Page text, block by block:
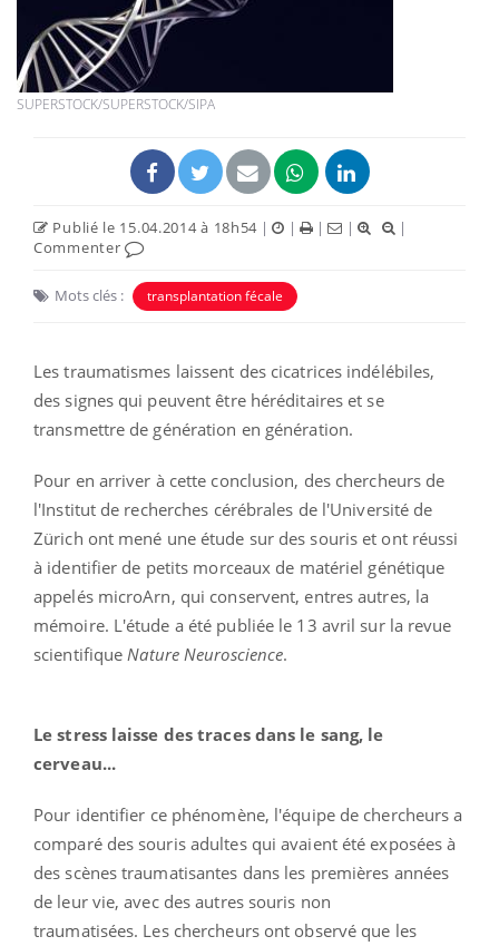
SUPERSTOCK/SUPERSTOCK/SIPA
Publié le 15.04.2014 à 18h54 | | | |
|
Commenter
Mots clés : transplantation fécale
Les traumatismes laissent des cicatrices indélébiles,
des signes qui peuvent être héréditaires et se
transmettre de génération en génération.
Pour en arriver à cette conclusion, des chercheurs de
l'Institut de recherches cérébrales de l'Université de
Zürich ont mené une étude sur des souris et ont réussi
à identifier de petits morceaux de matériel génétique
appelés microArn, qui conservent, entres autres, la
mémoire. L'étude a été publiée le 13 avril sur la revue
scientifique Nature Neuroscience.
Le stress laisse des traces dans le sang, le
cerveau...
Pour identifier ce phénomène, l'équipe de chercheurs a
comparé des souris adultes qui avaient été exposées à
des scènes traumatisantes dans les premières années
de leur vie, avec des autres souris non
traumatisées. Les chercheurs ont observé que les